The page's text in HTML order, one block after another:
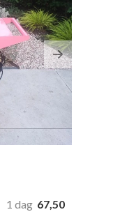
Next
1 dag 67,50